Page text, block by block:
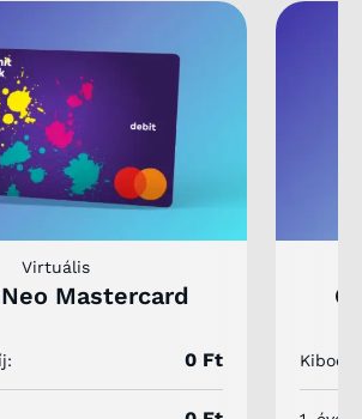
Virtuális
Mastercard
0 Ft